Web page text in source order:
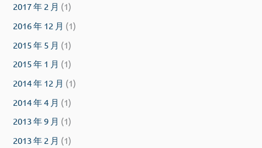
2017 年 2 月 (1)
2016 年 12 月 (1)
2015 年 5 月 (1)
2015 年 1 月 (1)
2014 年 12 月 (1)
2014 年 4 月 (1)
2013 年 9 月 (1)
2013 年 2 月 (1)